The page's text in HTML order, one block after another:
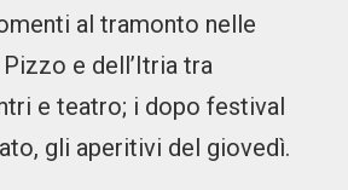
al tramonto nelle
e dell’Itria tra
e teatro; i dopo festival
gli aperitivi del giovedì.